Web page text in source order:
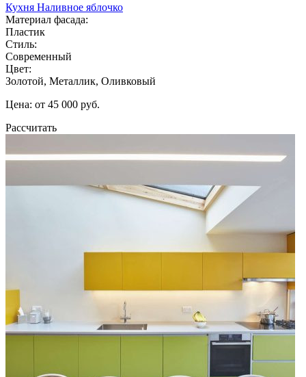
Кухня Наливное яблочко
Материал фасада:
Пластик
Стиль:
Современный
Цвет:
Золотой, Металлик, Оливковый
Цена: от 45 000 руб.
Рассчитать